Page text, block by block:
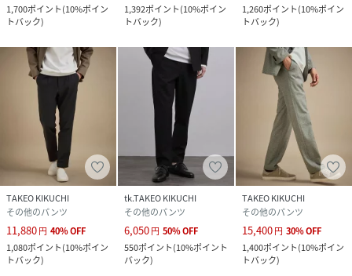
1,700ポイント(10%ポイン
トバック)
1,392ポイント(10%ポイン
トバック)
1,260ポイント(10%ポイン
トバック)
TAKEO KIKUCHI
その他のパンツ
11,880円 40%OFF
1,080ポイント(10%ポイン
トバック)
tk.TAKEO KIKUCHI
その他のパンツ
6,050円 50%OFF
550ポイント(10%ポイント
バック)
TAKEO KIKUCHI
その他のパンツ
15,400円 30%OFF
1,400ポイント(10%ポイン
トバック)